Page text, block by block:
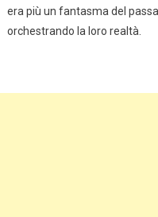
era più un fantasma del
orchestrando la loro realtà.